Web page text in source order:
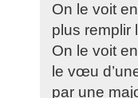
On le voit
plus remplir
On le voit
le vœu
par une